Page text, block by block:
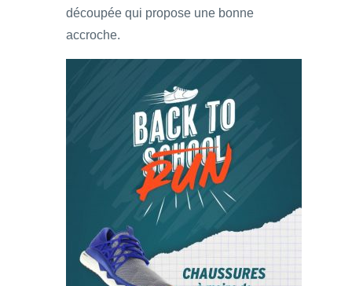
découpée qui propose une bonne
accroche.